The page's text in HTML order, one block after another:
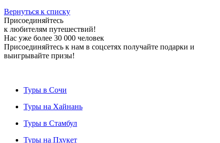
Вернуться к списку
Присоединяйтесь
к любителям путешествий!
Нас уже более 30 000 человек
Присоединяйтесь к нам в соцсетях получайте подарки и
выигрывайте призы!
Туры в Сочи
Туры на Хайнань
Туры в Стамбул
Туры на Пхукет